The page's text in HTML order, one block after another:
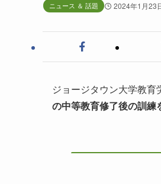
ニュース ＆ 話題 2024年1月23
ジョージタウン大学教
の中等教育修了後の訓練